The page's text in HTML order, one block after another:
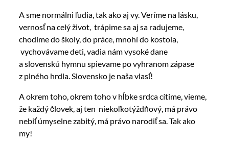
A sme normálni ľudia, tak ako aj vy. Veríme na lásku,
vernosť na celý život, trápime sa aj sa radujeme,
chodíme do školy, do práce, mnohí do kostola,
vychovávame deti, vadia nám vysoké dane
a slovenskú hymnu spievame po vyhranom zápase
z plného hrdla. Slovensko je naša vlasť!
A okrem toho, okrem toho v hĺbke srdca cítime, vieme,
že každý človek, aj ten niekoľkotýždňový, má právo
nebiť úmyselne zabitý, má právo narodiť sa. Tak ako
my!